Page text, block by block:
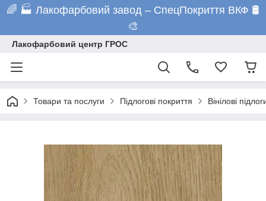
🌈 🏭 Лакофарбовий завод – СпецПокриття ВКФ 🛢️
🎨
Лакофарбовий центр ГРОС
Товари та послуги Підлогові покриття Вінілові